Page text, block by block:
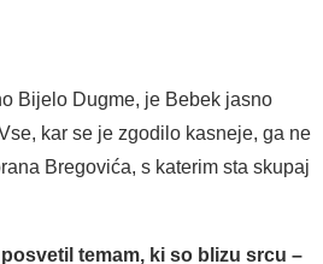
Bijelo Dugme, je Bebek jasno
kar se je zgodilo kasneje, ga ne
Bregovića, s katerim sta skupaj
temam, ki so blizu srcu –